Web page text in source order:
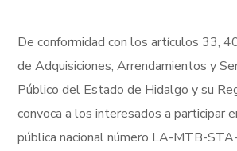
De conformidad con los artículos 33,
de Adquisiciones, Arrendamientos y
Público del Estado de Hidalgo y su
convoca a los interesados a participar
pública nacional número LA-MTB-